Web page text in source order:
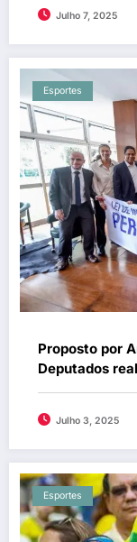
Julho 7, 2025
Esportes
Proposto por
Deputados
Incentivo ao
Julho 3, 2025
Esportes